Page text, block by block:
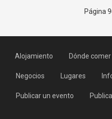
Página
Alojamiento Dónde comer
Negocios Lugares
Publicar un evento